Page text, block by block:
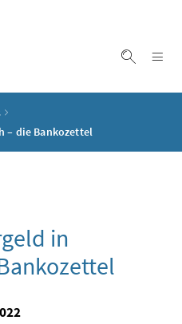
– die Bankozettel
in